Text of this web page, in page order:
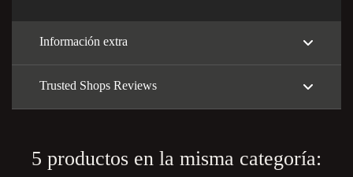
Información extra
Trusted Shops Reviews
5 productos en la misma categoría: